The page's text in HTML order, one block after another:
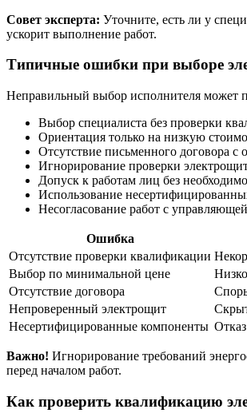
Совет эксперта: Уточните, есть ли у
ускорит выполнение работ.
Типичные ошибки при выборе
Неправильный выбор исполнителя может
Выбор специалиста без проверки
Ориентация только на низкую
Отсутствие письменного договора с
Игнорирование проверки
Допуск к работам лиц без
Использование
Несогласование работ с
Ошибка
Отсутствие проверки квалификации
Выбор по минимальной цене
Отсутствие договора
Непроверенный электрощит
Несертифицированные компоненты
Важно! Игнорирование требований
перед началом работ.
Как проверить квалификацию